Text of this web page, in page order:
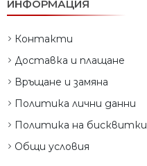
ИНФОРМАЦИЯ
Контакти
Доставка и плащане
Връщане и замяна
Политика лични данни
Политика на бисквитки
Общи условия